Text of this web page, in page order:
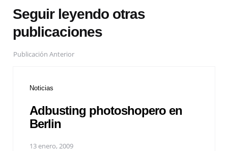
Seguir leyendo otras
publicaciones
Publicación Anterior
Noticias
Adbusting photoshopero en
Berlin
13 enero, 2009